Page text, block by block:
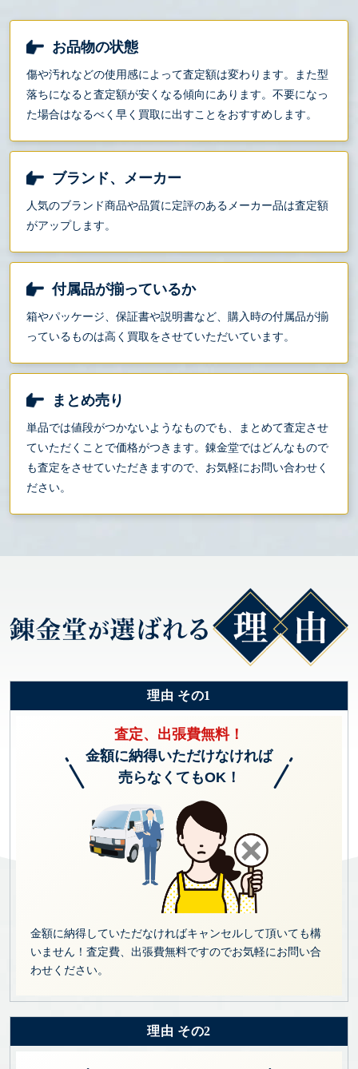
お品物の状態
傷や汚れなどの使用感によって査定額は変わります。また型
落ちになると査定額が安くなる傾向にあります。不要になっ
た場合はなるべく早く買取に出すことをおすすめします。
ブランド、メーカー
人気のブランド商品や品質に定評のあるメーカー品は査定額
がアップします。
付属品が揃っているか
箱やパッケージ、保証書や説明書など、購入時の付属品が揃
っているものは高く買取をさせていただいています。
まとめ売り
単品では値段がつかないようなものでも、まとめて査定させ
ていただくことで価格がつきます。錬金堂ではどんなもので
も査定をさせていただきますので、お気軽にお問い合わせく
ださい。
理由 その1
査定、出張費無料！
金額に納得いただけなければ
売らなくてもOK！
金額に納得していただなければキャンセルして頂いても構
いません！査定費、出張費無料ですのでお気軽にお問い合
わせください。
理由 その2